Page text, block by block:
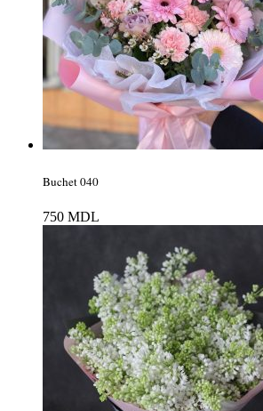
Buchet 040
750 MDL